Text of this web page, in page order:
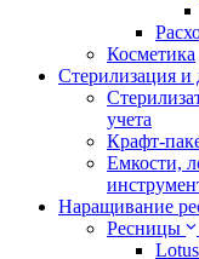
Косметика
Стерилизация и
учета
Крафт-
Емкости,
Наращивание
Ресницы
Lotus